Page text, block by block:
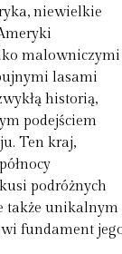
niewielkie
malowniczymi
lasami
historią,
podejściem
Ten kraj,
podróżnych
także unikalnym
fundament